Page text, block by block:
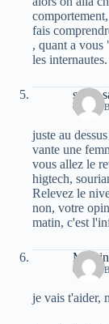
fais
, quant a vous
les internautes.
sarah
6
juste au
vante une
vous allez le
higtech,
Relevez le
non, votre
matin, c'est
6
je vais t'aider,